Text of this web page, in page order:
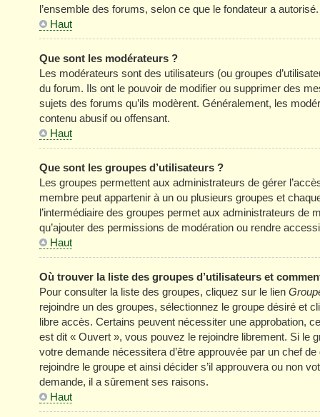
l’ensemble des forums, selon ce que le fondateur a autorisé.
Haut
Que sont les modérateurs ?
Les modérateurs sont des utilisateurs (ou groupes
du forum. Ils ont le pouvoir de modifier ou supprimer des
sujets des forums qu’ils modèrent. Généralement, les
contenu abusif ou offensant.
Haut
Que sont les groupes d’utilisateurs ?
Les groupes permettent aux administrateurs de gérer
membre peut appartenir à un ou plusieurs groupes et
l’intermédiaire des groupes permet aux administrateurs
qu’ajouter des permissions de modération ou rendre
Haut
Où trouver la liste des groupes d’utilisateurs et
Pour consulter la liste des groupes, cliquez sur le lien
rejoindre un des groupes, sélectionnez le groupe désiré et
libre accès. Certains peuvent nécessiter une approbation,
est dit « Ouvert », vous pouvez le rejoindre librement. Si le
votre demande nécessitera d’être approuvée par un chef
rejoindre le groupe et ainsi décider s’il approuvera ou non
demande, il a sûrement ses raisons.
Haut